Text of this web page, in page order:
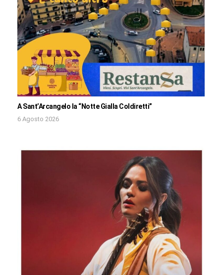
A Sant’Arcangelo la “Notte Gialla Coldiretti”
6 Agosto 2026